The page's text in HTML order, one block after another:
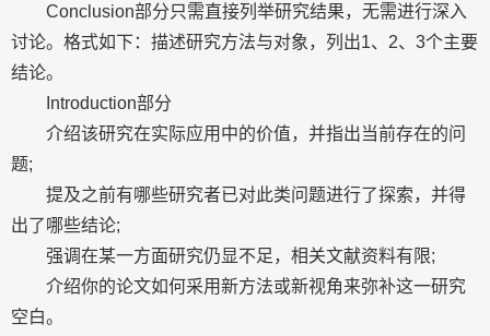
Conclusion部分只需直接列举研究结果，无需进行深入
讨论。格式如下：描述研究方法与对象，列出1、2、3个主要
结论。
Introduction部分
介绍该研究在实际应用中的价值，并指出当前存在的问
题;
提及之前有哪些研究者已对此类问题进行了探索，并得
出了哪些结论;
强调在某一方面研究仍显不足，相关文献资料有限;
介绍你的论文如何采用新方法或新视角来弥补这一研究
空白。